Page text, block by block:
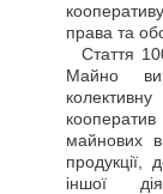
права та
Стаття
Майно
майнових
продукції,
іншої